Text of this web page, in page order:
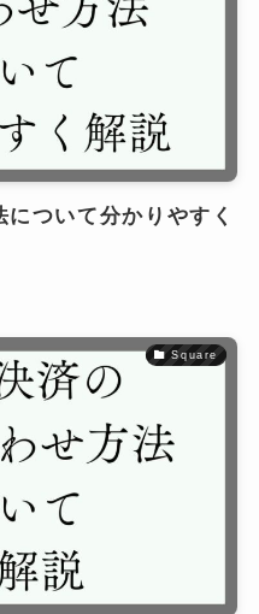
ついて分かりやすく
Square